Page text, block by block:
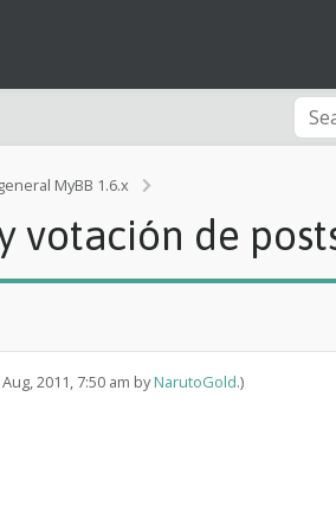
MyBB 1.6.x
P
r
o
a
votación de
2011, 7:50 am byNarutoGold.)